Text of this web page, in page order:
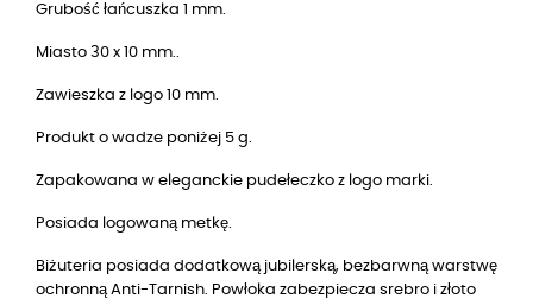
Grubość łańcuszka 1 mm.
Miasto 30 x 10 mm..
Zawieszka z logo 10 mm.
Produkt o wadze poniżej 5 g.
Zapakowana w eleganckie pudełeczko z logo marki.
Posiada logowaną metkę.
Biżuteria posiada dodatkową jubilerską, bezbarwną warstwę
ochronną Anti-Tarnish. Powłoka zabezpiecza srebro i złoto